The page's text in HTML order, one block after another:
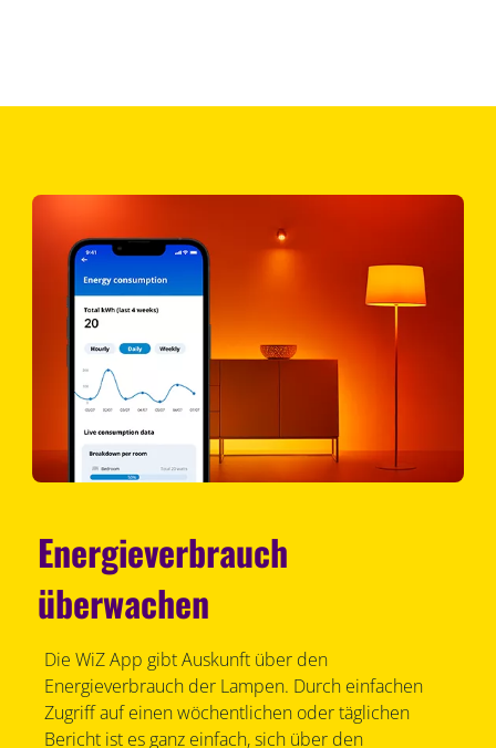
Energieverbrauch
überwachen
Die WiZ App gibt Auskunft über den
Energieverbrauch der Lampen. Durch einfachen
Zugriff auf einen wöchentlichen oder täglichen
Bericht ist es ganz einfach, sich über den